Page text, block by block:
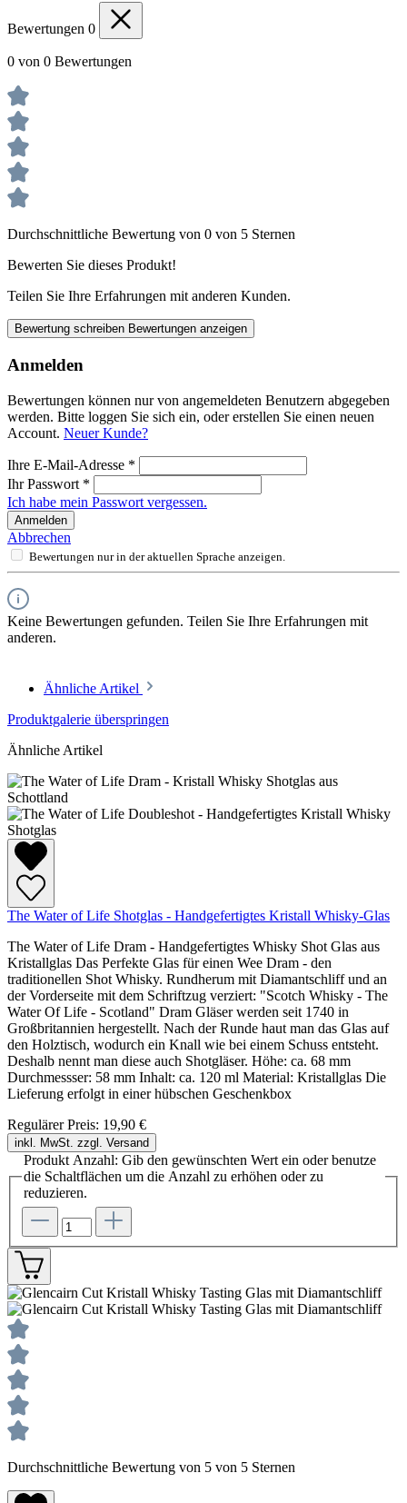
Bewertungen 0
0 von 0 Bewertungen
Durchschnittliche Bewertung von 0 von 5 Sternen
Bewerten Sie dieses Produkt!
Teilen Sie Ihre Erfahrungen mit anderen Kunden.
Bewertung schreiben Bewertungen anzeigen
Anmelden
Bewertungen können nur von angemeldeten Benutzern abgegeben
werden. Bitte loggen Sie sich ein, oder erstellen Sie einen neuen
Account. Neuer Kunde?
Ihre E-Mail-Adresse *
Ihr Passwort *
Ich habe mein Passwort vergessen.
Anmelden
Abbrechen
Bewertungen nur in der aktuellen Sprache anzeigen.
Keine Bewertungen gefunden. Teilen Sie Ihre Erfahrungen mit
anderen.
Ähnliche Artikel
Produktgalerie überspringen
Ähnliche Artikel
The Water of Life Shotglas - Handgefertigtes Kristall Whisky-Glas
The Water of Life Dram - Handgefertigtes Whisky Shot Glas aus
Kristallglas Das Perfekte Glas für einen Wee Dram - den
traditionellen Shot Whisky. Rundherum mit Diamantschliff und an
der Vorderseite mit dem Schriftzug verziert: "Scotch Whisky - The
Water Of Life - Scotland" Dram Gläser werden seit 1740 in
Großbritannien hergestellt. Nach der Runde haut man das Glas auf
den Holztisch, wodurch ein Knall wie bei einem Schuss entsteht.
Deshalb nennt man diese auch Shotgläser. Höhe: ca. 68 mm
Durchmessser: 58 mm Inhalt: ca. 120 ml Material: Kristallglas Die
Lieferung erfolgt in einer hübschen Geschenkbox
Regulärer Preis: 19,90 €
inkl. MwSt. zzgl. Versand
Produkt Anzahl: Gib den gewünschten Wert ein oder benutze
die Schaltflächen um die Anzahl zu erhöhen oder zu
reduzieren.
Durchschnittliche Bewertung von 5 von 5 Sternen